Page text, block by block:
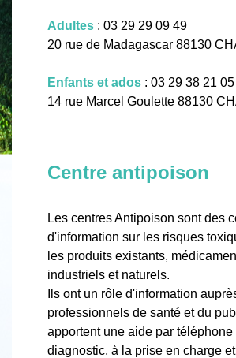
Adultes : 03 29 29 09 49
20 rue de Madagascar 88130
Enfants et ados : 03 29 38 21 05
14 rue Marcel Goulette 88130
Centre antipoison
Les centres Antipoison sont des
d'information sur les risques
les produits existants,
industriels et naturels.
Ils ont un rôle d'information
professionnels de santé et du
apportent une aide par téléphone
diagnostic, à la prise en charge